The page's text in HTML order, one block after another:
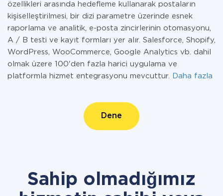
özellikleri arasında hedefleme kullanarak postaların
kişiselleştirilmesi, bir dizi parametre üzerinde esnek
raporlama ve analitik, e-posta zincirlerinin otomasyonu,
A / B testi ve kayıt formları yer alır. Salesforce, Shopify,
WordPress, WooCommerce, Google Analytics vb. dahil
olmak üzere 100'den fazla harici uygulama ve
platformla hizmet entegrasyonu mevcuttur.
Daha fazla
Dene
Sahip olmadığımız